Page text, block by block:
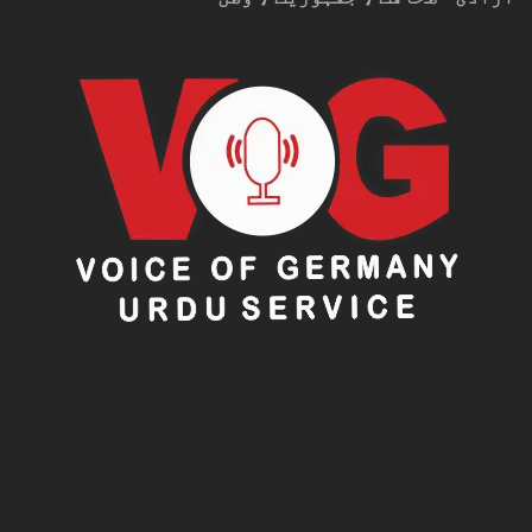
قانونی سرگرمیوں، علاقائی تعاون اور مشترکہ چیلنجز پر
بھی تفصیلی تبادلہ خیال کیا گیا۔
دونوں رہنماؤں نے اس بات پر اتفاق کیا کہ موجودہ
علاقائی حالات میں باہمی مشاورت، تعاون اور رابطے مزید
مضبوط بنانے کی ضرورت ہے تاکہ مشترکہ خطرات کا مؤثر
انداز میں مقابلہ کیا جا سکے۔
پاکستان اور سعودی عرب کے